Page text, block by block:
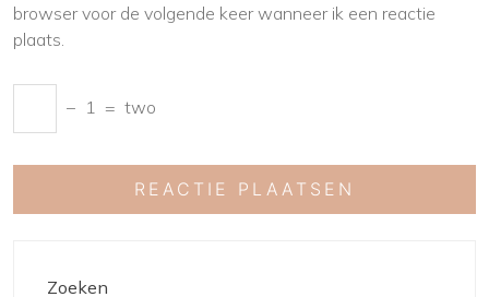
browser voor de volgende keer wanneer ik een reactie
plaats.
− 1 = two
Zoeken